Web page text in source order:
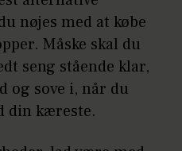
nøjes med at købe
Måske skal du
seng stående klar,
og sove i, når du
din kæreste.